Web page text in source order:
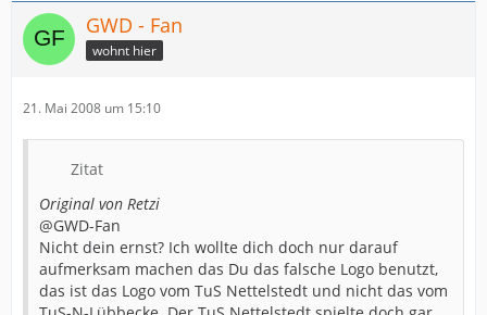
GWD - Fan
wohnt hier
21. Mai 2008 um 15:10
Zitat
Original von Retzi
@GWD-Fan
Nicht dein ernst? Ich wollte dich doch nur darauf
aufmerksam machen das Du das falsche Logo benutzt,
das ist das Logo vom TuS Nettelstedt und nicht das vom